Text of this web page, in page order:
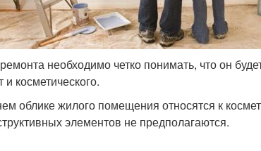
необходимо четко понимать, что он
косметического.
облике жилого помещения относятся к
элементов не предполагаются.